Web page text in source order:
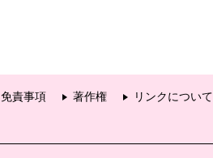
免責事項 著作権 リンクについて